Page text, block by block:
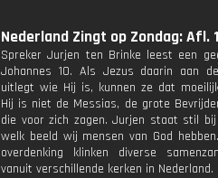
Nederland Zingt op Zondag: Afl.
Spreker Jurjen ten Brinke leest een
Johannes 10. Als Jezus daarin aan
uitlegt wie Hij is, kunnen ze dat
Hij is niet de Messias, de grote
die voor zich zagen. Jurjen staat stil
welk beeld wij mensen van God
overdenking klinken diverse
vanuit verschillende kerken in Nederland.